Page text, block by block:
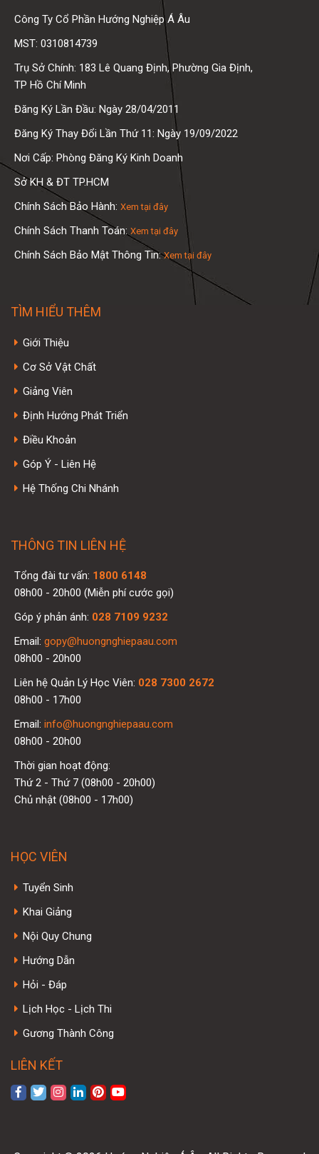
Công Ty Cổ Phần Hướng Nghiệp Á Âu
MST: 0310814739
Trụ Sở Chính: 183 Lê Quang Định, Phường Gia Định,
TP Hồ Chí Minh
Đăng Ký Lần Đầu: Ngày 28/04/2011
Đăng Ký Thay Đổi Lần Thứ 11: Ngày 19/09/2022
Nơi Cấp: Phòng Đăng Ký Kinh Doanh
Sở KH & ĐT TP.HCM
Chính Sách Bảo Hành: Xem tại đây
Chính Sách Thanh Toán: Xem tại đây
Chính Sách Bảo Mật Thông Tin:Xem tại đây
TÌM HIỂU THÊM
Giới Thiệu
Cơ Sở Vật Chất
Giảng Viên
Định Hướng Phát Triển
Điều Khoản
Góp Ý - Liên Hệ
Hệ Thống Chi Nhánh
THÔNG TIN LIÊN HỆ
Tổng đài tư vấn: 1800 6148
08h00 - 20h00 (Miễn phí cước gọi)
Góp ý phản ánh: 028 7109 9232
Email: gopy@huongnghiepaau.com
08h00 - 20h00
Liên hệ Quản Lý Học Viên: 028 7300 2672
08h00 - 17h00
Email: info@huongnghiepaau.com
08h00 - 20h00
Thời gian hoạt động:
Thứ 2 - Thứ 7 (08h00 - 20h00)
Chủ nhật (08h00 - 17h00)
HỌC VIÊN
Tuyển Sinh
Khai Giảng
Nội Quy Chung
Hướng Dẫn
Hỏi - Đáp
Lịch Học - Lịch Thi
Gương Thành Công
LIÊN KẾT